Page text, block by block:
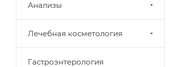
Анализы
Лечебная косметология
Гастроэнтерология